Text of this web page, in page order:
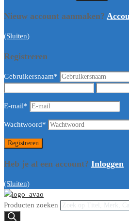
Nieuw account aanmaken?
(Sluiten)
Registreren
Gebruikersnaam*
E-mail*
Wachtwoord*
Heb je al een account? Inloggen
(Sluiten)
Producten zoeken